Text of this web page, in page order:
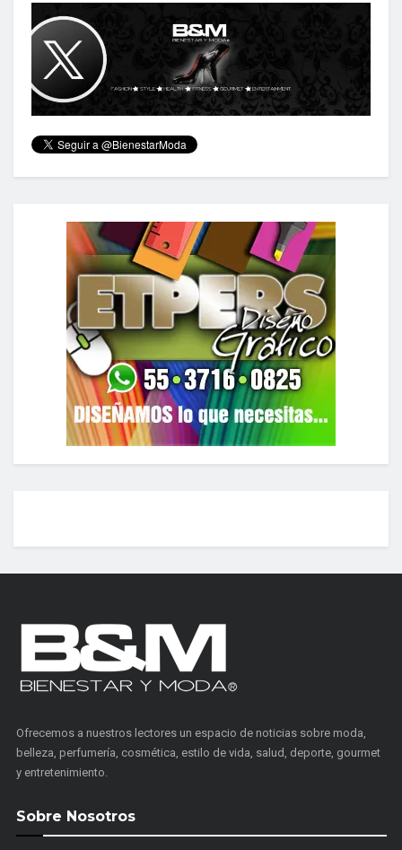
Ofrecemos a nuestros lectores un espacio de noticias sobre moda,
belleza, perfumería, cosmética, estilo de vida, salud, deporte, gourmet
y entretenimiento.
Sobre Nosotros